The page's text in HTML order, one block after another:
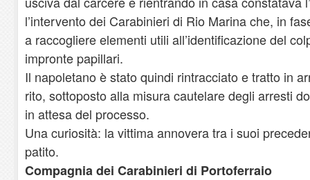
l’intervento dei Carabinieri di Rio Marina che, in
a raccogliere elementi utili all’identificazione del
impronte papillari.
Il napoletano è stato quindi rintracciato e tratto in
rito, sottoposto alla misura cautelare degli arresti
in attesa del processo.
Una curiosità: la vittima annovera tra i suoi
patito.
Compagnia dei Carabinieri di Portoferraio